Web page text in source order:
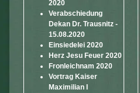
2020
Verabschiedung
Dekan Dr. Trausnitz -
15.08.2020
Einsiedelei 2020
Herz Jesu Feuer 2020
Fronleichnam 2020
Vortrag Kaiser
Maximilian I